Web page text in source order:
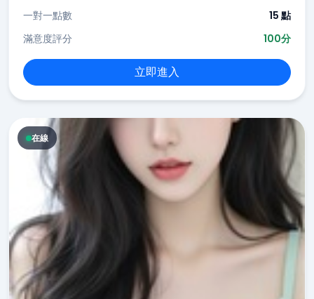
一對一點數
15 點
滿意度評分
100分
立即進入
在線